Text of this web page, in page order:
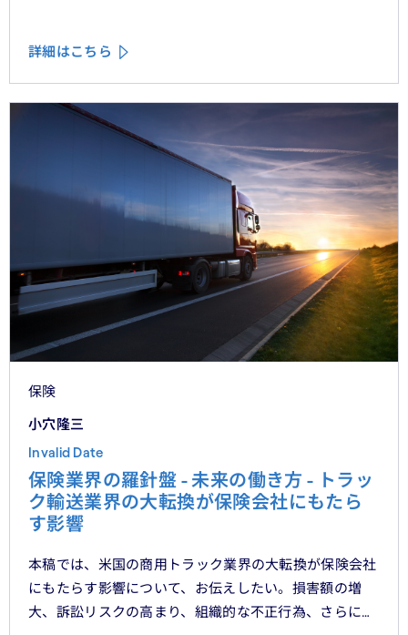
詳細はこちら
保険
小穴隆三
Invalid Date
保険業界の羅針盤 - 未来の働き方 - トラッ
ク輸送業界の大転換が保険会社にもたら
す影響
本稿では、米国の商用トラック業界の大転換が保険会社
にもたらす影響について、お伝えしたい。損害額の増
大、訴訟リスクの高まり、組織的な不正行為、さらには